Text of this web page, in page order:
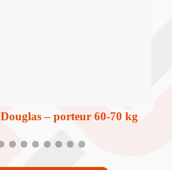
– porteur 60-70 kg
1 2 3 4